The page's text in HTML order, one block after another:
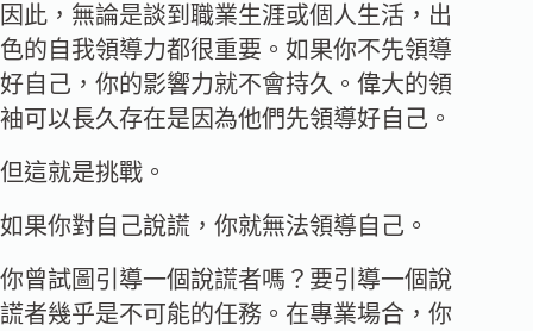
因此，無論是談到職業生涯或個人生活，出
色的自我領導力都很重要。如果你不先領導
好自己，你的影響力就不會持久。偉大的領
袖可以長久存在是因為他們先領導好自己。
但這就是挑戰。
如果你對自己說謊，你就無法領導自己。
你曾試圖引導一個說謊者嗎？要引導一個說
謊者幾乎是不可能的任務。在專業場合，你